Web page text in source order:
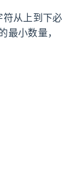
从上到下必
最小数量，